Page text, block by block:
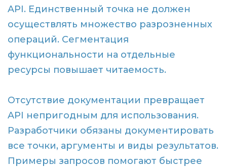
API. Единственный точка не должен
осуществлять множество разрозненных
операций. Сегментация
функциональности на отдельные
ресурсы повышает читаемость.
Отсутствие документации превращает
API непригодным для использования.
Разработчики обязаны документировать
все точки, аргументы и виды результатов.
Примеры запросов помогают быстрее